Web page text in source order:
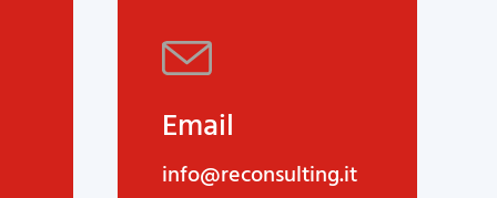
Email
info@reconsulting.it